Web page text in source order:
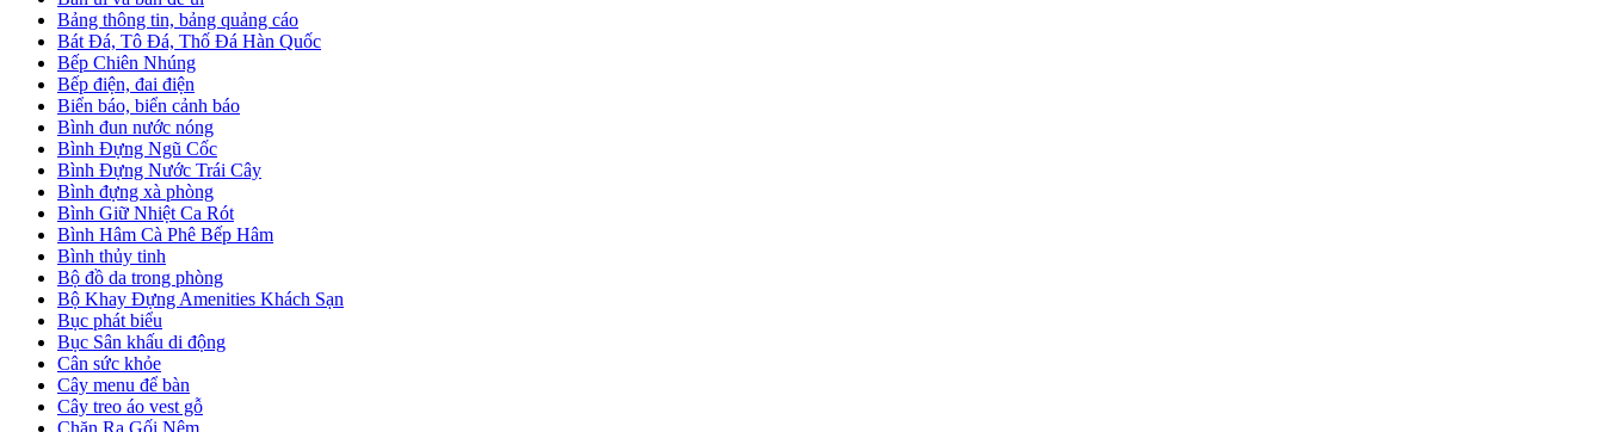
Bảng thông tin, bảng quảng cáo
Bát Đá, Tô Đá, Thố Đá Hàn Quốc
Bếp Chiên Nhúng
Bếp điện, đai điện
Biển báo, biển cảnh báo
Bình đun nước nóng
Bình Đựng Ngũ Cốc
Bình Đựng Nước Trái Cây
Bình đựng xà phòng
Bình Giữ Nhiệt Ca Rót
Bình Hâm Cà Phê Bếp Hâm
Bình thủy tinh
Bộ đồ da trong phòng
Bộ Khay Đựng Amenities Khách Sạn
Bục phát biểu
Bục Sân khấu di động
Cân sức khỏe
Cây menu để bàn
Cây treo áo vest gỗ
Chăn Ra Gối Nệm